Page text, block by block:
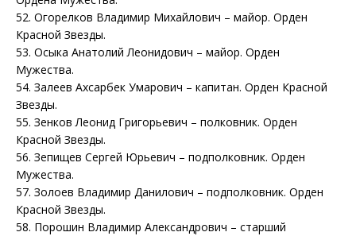
52. Огорелков Владимир Михайлович – майор. Орден
Красной Звезды.
53. Осыка Анатолий Леонидович – майор. Орден
Мужества.
54. Залеев Ахсарбек Умарович – капитан. Орден Красной
Звезды.
55. Зенков Леонид Григорьевич – полковник. Орден
Красной Звезды.
56. Зепищев Сергей Юрьевич – подполковник. Орден
Мужества.
57. Золоев Владимир Данилович – подполковник. Орден
Красной Звезды.
58. Порошин Владимир Александрович – старший